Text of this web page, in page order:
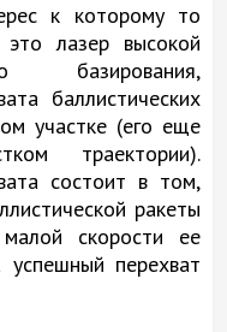
к которому то
это лазер высокой
базирования,
баллистических
участке (его еще
траектории).
состоит в том,
ракеты
скорости ее
перехват